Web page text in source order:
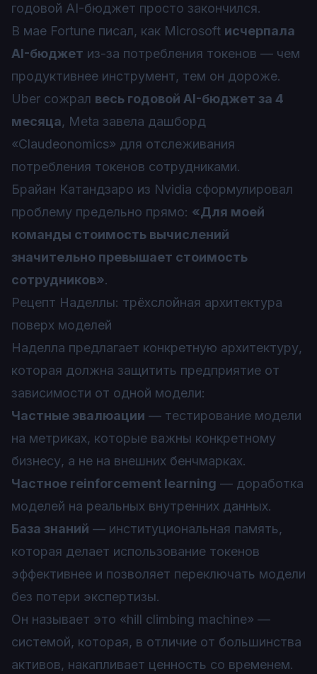
годовой AI-бюджет просто закончился.
В мае Fortune писал, как Microsoft исчерпала
AI-бюджет из-за потребления токенов — чем
продуктивнее инструмент, тем он дороже.
Uber сожрал весь годовой AI-бюджет за 4
месяца, Meta завела дашборд
«Claudeonomics» для отслеживания
потребления токенов сотрудниками.
Брайан Катандзаро из Nvidia сформулировал
проблему предельно прямо: «Для моей
команды стоимость вычислений
значительно превышает стоимость
сотрудников».
Рецепт Наделлы: трёхслойная архитектура
поверх моделей
Наделла предлагает конкретную архитектуру,
которая должна защитить предприятие от
зависимости от одной модели:
Частные эвалюации — тестирование модели
на метриках, которые важны конкретному
бизнесу, а не на внешних бенчмарках.
Частное reinforcement learning — доработка
моделей на реальных внутренних данных.
База знаний — институциональная память,
которая делает использование токенов
эффективнее и позволяет переключать модели
без потери экспертизы.
Он называет это «hill climbing machine» —
системой, которая, в отличие от большинства
активов, накапливает ценность со временем.